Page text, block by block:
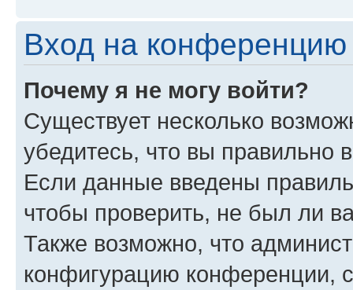
Вход на конференцию
Почему я не могу войти?
Существует несколько
убедитесь, что вы правильно
Если данные введены
чтобы проверить, не был ли
Также возможно, что
конфигурацию конференции,